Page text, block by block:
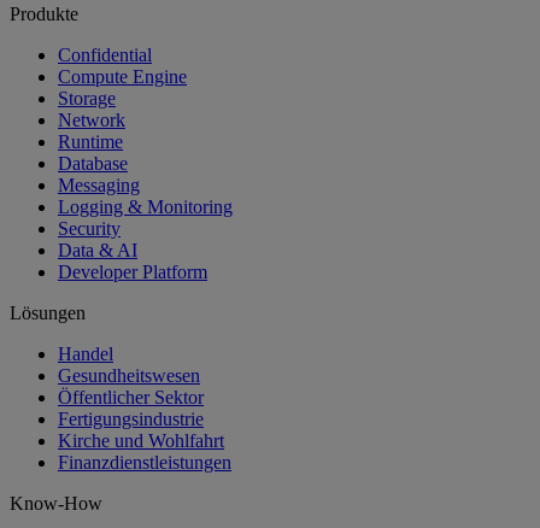
Produkte
Confidential
Compute Engine
Storage
Network
Runtime
Database
Messaging
Logging & Monitoring
Security
Data & AI
Developer Platform
Lösungen
Handel
Gesundheitswesen
Öffentlicher Sektor
Fertigungsindustrie
Kirche und Wohlfahrt
Finanzdienstleistungen
Know-How